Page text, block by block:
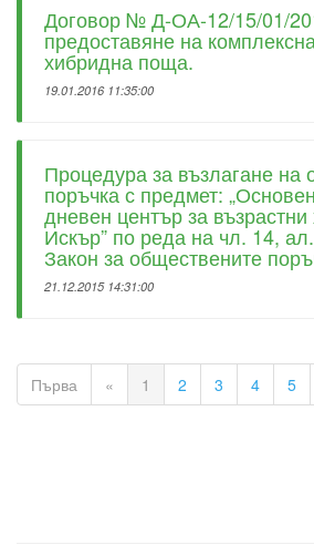
Договор № Д-ОА-12/15/01/
предоставяне на
хибридна поща.
19.01.2016 11:35:00
Процедура за възлагане на
поръчка с предмет:
дневен център за възрастни
Искър” по реда на чл. 14,
Закон за обществените
21.12.2015 14:31:00
Първа « 1 2 3 4 5